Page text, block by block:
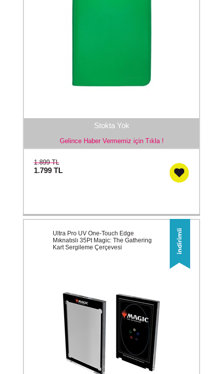
Stokta Yok
Gelince Haber Vermemiz için Tıkla !
1.899 TL
1.799 TL
Ultra Pro UV One-Touch Edge
Mıknatıslı 35Pt Magic: The Gathering
Kart Sergileme Çerçevesi